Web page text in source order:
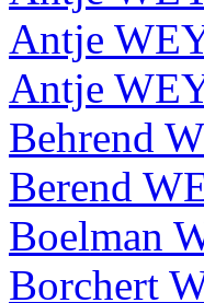
Antje
Antje
Behrend
Berend
Boelman
Borchert